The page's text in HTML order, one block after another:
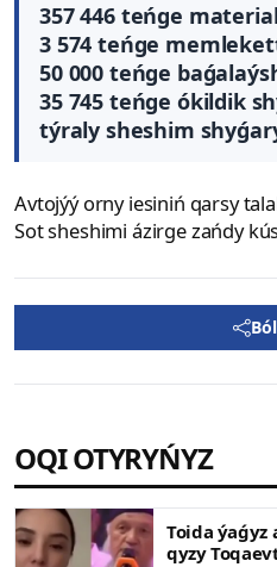
357 446 teńge
3 574 teńge
50 000 teńge
35 745 teńge ókildik
týraly sheshim
Avtojýý orny iesiniń qarsy
Sot sheshimi ázirge zańdy
OQI OTYRYŃYZ
Toida
qyzy